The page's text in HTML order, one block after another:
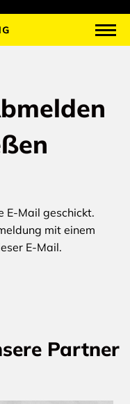
E-Mail geschickt.
mit einem
E-Mail.
Partner